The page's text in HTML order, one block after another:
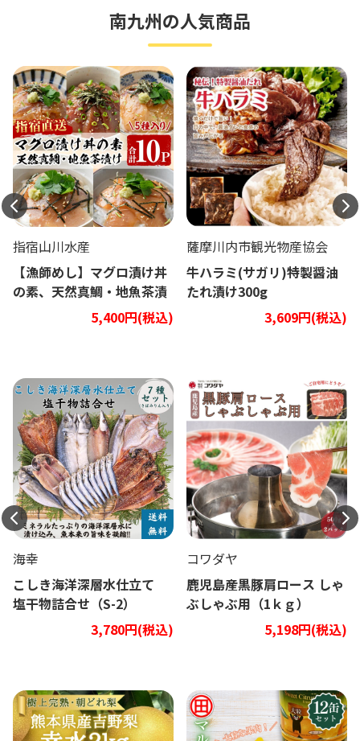
南九州の人気商品
指宿山川水産
【漁師めし】マグロ漬け丼
の素、天然真鯛・地魚茶漬
け5種類10Pセット5,400円(税込)
薩摩川内市観光物産協会
牛ハラミ(サガリ)特製醤油
たれ漬け300g
3,609円(税込)
海幸
こしき海洋深層水仕立て
塩干物詰合せ（S-2）
3,780円(税込)
コワダヤ
鹿児島産黒豚肩ロース しゃ
ぶしゃぶ用（1ｋｇ）
5,198円(税込)